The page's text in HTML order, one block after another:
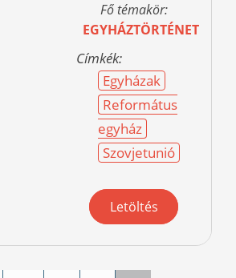
Fő témakör:
EGYHÁZTÖRTÉNET
Címkék:
Egyházak
Református
egyház
Szovjetunió
Letöltés